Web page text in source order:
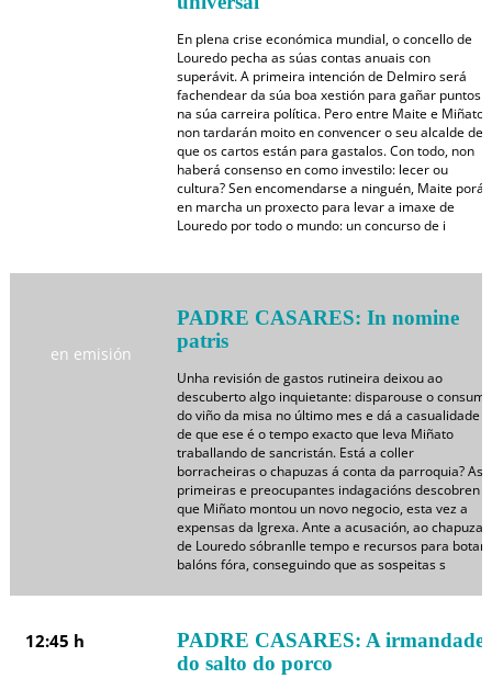
En plena crise económica mundial, o concello de
Louredo pecha as súas contas anuais con
superávit. A primeira intención de Delmiro será
fachendear da súa boa xestión para gañar puntos
na súa carreira política. Pero entre Maite e Miñato
non tardarán moito en convencer o seu alcalde de
que os cartos están para gastalos. Con todo, non
haberá consenso en como investilo: lecer ou
cultura? Sen encomendarse a ninguén, Maite porá
en marcha un proxecto para levar a imaxe de
Louredo por todo o mundo: un concurso de i
en emisión
PADRE CASARES: In nomine
patris
Unha revisión de gastos rutineira deixou ao
descuberto algo inquietante: disparouse o consumo
do viño da misa no último mes e dá a casualidade
de que ese é o tempo exacto que leva Miñato
traballando de sancristán. Está a coller
borracheiras o chapuzas á conta da parroquia? As
primeiras e preocupantes indagacións descobren
que Miñato montou un novo negocio, esta vez a
expensas da Igrexa. Ante a acusación, ao chapuzas
de Louredo sóbranlle tempo e recursos para botar
balóns fóra, conseguindo que as sospeitas s
12:45 h
PADRE CASARES: A irmandade
do salto do porco